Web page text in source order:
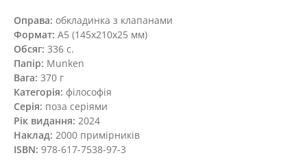
Оправа: обкладинка з клапанами
Формат: А5 (145х210х25 мм)
Обсяг: 336 с.
Папір: Munken
Вага: 370 г
Категорія: філософія
Серія: поза серіями
Рік видання: 2024
Наклад: 2000 примірників
ISBN: 978-617-7538-97-3